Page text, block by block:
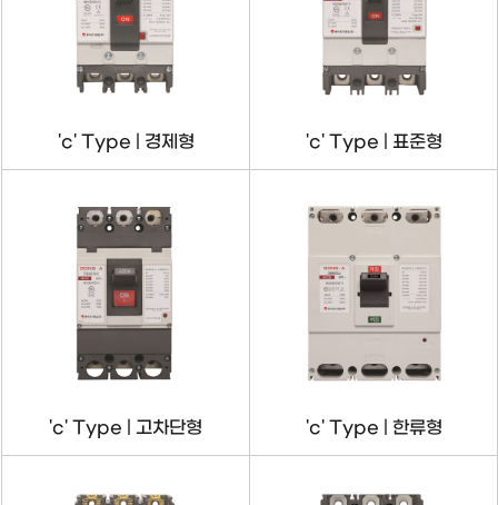
'c' Type | 경제형 'c' Type | 표준형
'c' Type | 고차단형 'c' Type | 한류형